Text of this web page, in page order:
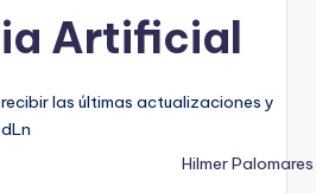
Artificial
las últimas actualizaciones y
Hilmer Palomares